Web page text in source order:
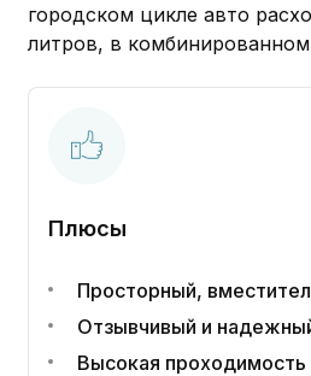
городском цикле авто
литров, в
Плюсы
Просторный,
Отзывчивый и
Высокая проходимость